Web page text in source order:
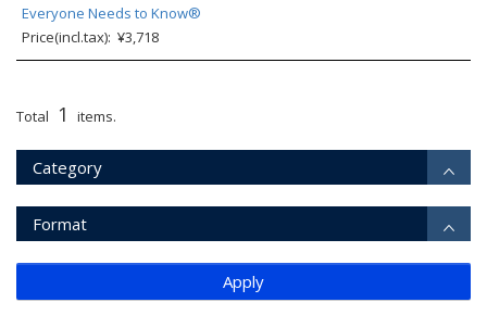
Everyone Needs to Know®
Price(incl.tax): ¥3,718
Total 1 items.
Category
Format
Apply